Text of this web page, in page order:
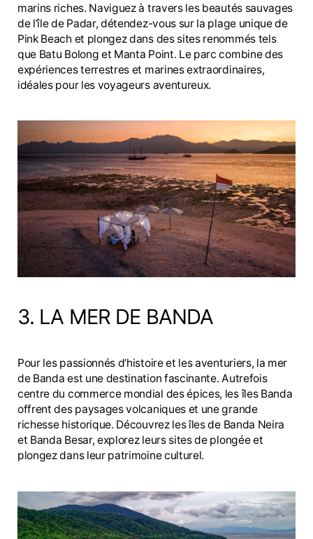
marins riches. Naviguez à travers les beautés sauvages
de l’île de Padar, détendez-vous sur la plage unique de
Pink Beach et plongez dans des sites renommés tels
que Batu Bolong et Manta Point. Le parc combine des
expériences terrestres et marines extraordinaires,
idéales pour les voyageurs aventureux.
3. LA MER DE BANDA
Pour les passionnés d’histoire et les aventuriers, la mer
de Banda est une destination fascinante. Autrefois
centre du commerce mondial des épices, les îles Banda
offrent des paysages volcaniques et une grande
richesse historique. Découvrez les îles de Banda Neira
et Banda Besar, explorez leurs sites de plongée et
plongez dans leur patrimoine culturel.